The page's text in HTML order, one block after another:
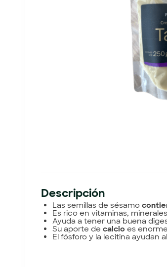
Descripción
Las semillas de sésamo
Es rico en vitaminas,
Ayuda a tener una buena
Su aporte de calcio es
El fósforo y la lecitina ayudan al